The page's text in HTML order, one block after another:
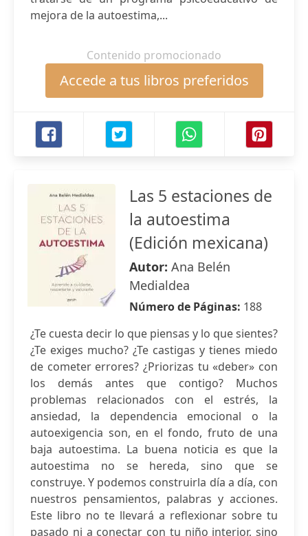
mejora de la autoestima,...
Contenido promocionado
Accede a tus libros preferidos
Las 5 estaciones de
la autoestima
(Edición mexicana)
Autor: Ana Belén
Medialdea
Número de Páginas: 188
¿Te cuesta decir lo que piensas y lo que sientes?
¿Te exiges mucho? ¿Te castigas y tienes miedo
de cometer errores? ¿Priorizas tu «deber» con
los demás antes que contigo? Muchos
problemas relacionados con el estrés, la
ansiedad, la dependencia emocional o la
autoexigencia son, en el fondo, fruto de una
baja autoestima. La buena noticia es que la
autoestima no se hereda, sino que se
construye. Y podemos construirla día a día, con
nuestros pensamientos, palabras y acciones.
Este libro no te llevará a reflexionar sobre tu
pasado ni a conectar con tu niño interior, sino